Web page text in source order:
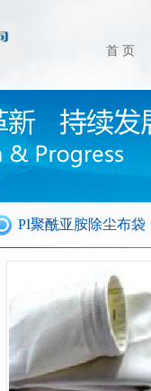
首 页
PI聚酰亚胺除尘布袋